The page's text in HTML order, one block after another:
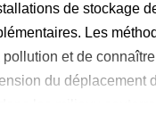
de stockage
Les
et de
du déplacement